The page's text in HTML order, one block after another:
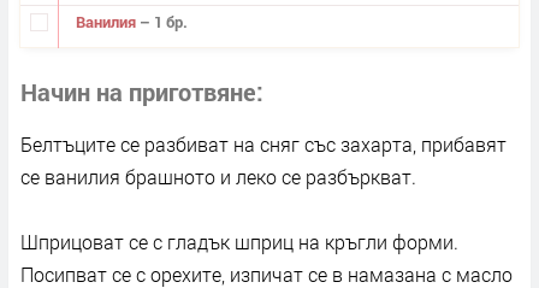
Ванилия – 1 бр.
Начин на приготвяне
Белтъците се разбиват на сняг със захарта, прибавят
се ванилия брашното и леко се разбъркват.
Шприцоват се с гладък шприц на кръгли форми.
Посипват се с орехите, изпичат се в намазана с масло